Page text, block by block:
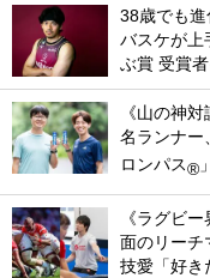
38歳でも進
バスケが上
ぶ賞 受賞者
《山の神
名ランナー
ロンパス®
《ラグビ
面のリーチ
技愛「好き